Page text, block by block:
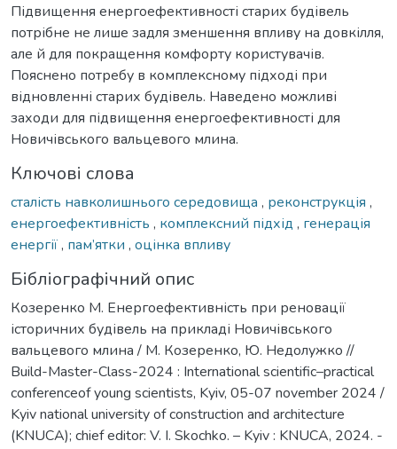
Підвищення енергоефективності старих будівель
потрібне не лише задля зменшення впливу на довкілля,
але й для покращення комфорту користувачів.
Пояснено потребу в комплексному підході при
відновленні старих будівель. Наведено можливі
заходи для підвищення енергоефективності для
Новичівського вальцевого млина.
Ключові слова
сталість навколишнього середовища , реконструкція ,
енергоефективність , комплексний підхід , генерація
енергії, пам’ятки , оцінка впливу
Бібліографічний опис
Козеренко М. Енергоефективність при реновації
історичних будівель на прикладі Новичівського
вальцевого млина / М. Козеренко, Ю. Недолужко //
Build-Master-Class-2024 : International scientific–practical
conferenceof young scientists, Kyiv, 05-07 november 2024 /
Kyiv national university of construction and architecture
(KNUCA); chief editor: V. I. Skochko. – Kyiv : KNUCA, 2024. -